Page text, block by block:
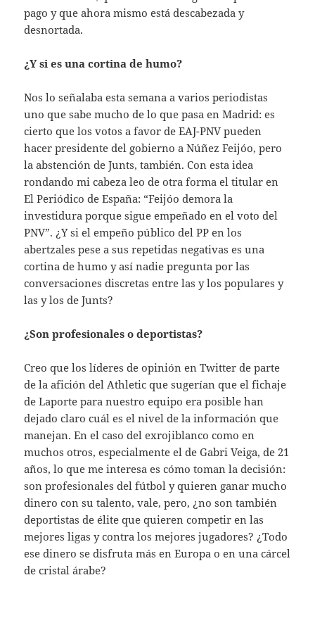
pago y que ahora mismo está descabezada y
desnortada.
¿Y si es una cortina de humo?
Nos lo señalaba esta semana a varios periodistas
uno que sabe mucho de lo que pasa en Madrid: es
cierto que los votos a favor de EAJ-PNV pueden
hacer presidente del gobierno a Núñez Feijóo, pero
la abstención de Junts, también. Con esta idea
rondando mi cabeza leo de otra forma el titular en
El Periódico de España: “Feijóo demora la
investidura porque sigue empeñado en el voto del
PNV”. ¿Y si el empeño público del PP en los
abertzales pese a sus repetidas negativas es una
cortina de humo y así nadie pregunta por las
conversaciones discretas entre las y los populares y
las y los de Junts?
¿Son profesionales o deportistas?
Creo que los líderes de opinión en Twitter de parte
de la afición del Athletic que sugerían que el fichaje
de Laporte para nuestro equipo era posible han
dejado claro cuál es el nivel de la información que
manejan. En el caso del exrojiblanco como en
muchos otros, especialmente el de Gabri Veiga, de 21
años, lo que me interesa es cómo toman la decisión:
son profesionales del fútbol y quieren ganar mucho
dinero con su talento, vale, pero, ¿no son también
deportistas de élite que quieren competir en las
mejores ligas y contra los mejores jugadores? ¿Todo
ese dinero se disfruta más en Europa o en una cárcel
de cristal árabe?